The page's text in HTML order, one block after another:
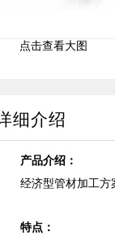
点击查看大图
细介绍
产品介绍：
经济型管材加工方
特点：